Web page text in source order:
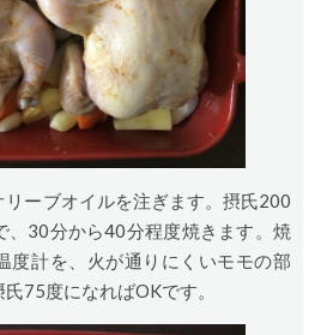
ーブオイルを注ぎます。摂氏200
、30分から40分程度焼きます。焼
度計を、火が通りにくいモモの部
75度になればOKです。